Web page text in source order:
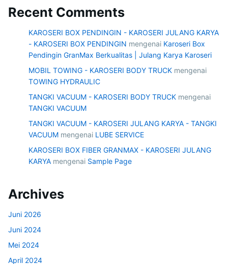
Recent Comments
KAROSERI BOX PENDINGIN - KAROSERI JULANG KARYA
- KAROSERI BOX PENDINGIN mengenai Karoseri Box
Pendingin GranMax Berkualitas | Julang Karya Karoseri
MOBIL TOWING - KAROSERI BODY TRUCK mengenai
TOWING HYDRAULIC
TANGKI VACUUM - KAROSERI BODY TRUCK mengenai
TANGKI VACUUM
TANGKI VACUUM - KAROSERI JULANG KARYA - TANGKI
VACUUM mengenai LUBE SERVICE
KAROSERI BOX FIBER GRANMAX - KAROSERI JULANG
KARYA mengenai Sample Page
Archives
Juni 2026
Juni 2024
Mei 2024
April 2024